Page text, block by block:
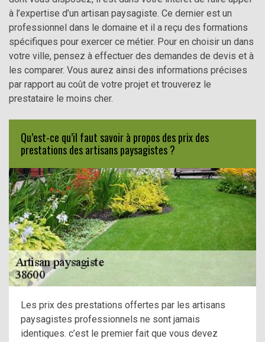
à l’expertise d’un artisan paysagiste. Ce dernier est un
professionnel dans le domaine et il a reçu des formations
spécifiques pour exercer ce métier. Pour en choisir un dans
votre ville, pensez à effectuer des demandes de devis et à
les comparer. Vous aurez ainsi des informations précises
par rapport au coût de votre projet et trouverez le
prestataire le moins cher.
Qu’est-ce qu’il faut savoir à propos des prix des
prestations des artisans paysagistes ?
Les prix des prestations offertes par les artisans
paysagistes professionnels ne sont jamais
identiques. c’est le premier fait que vous devez